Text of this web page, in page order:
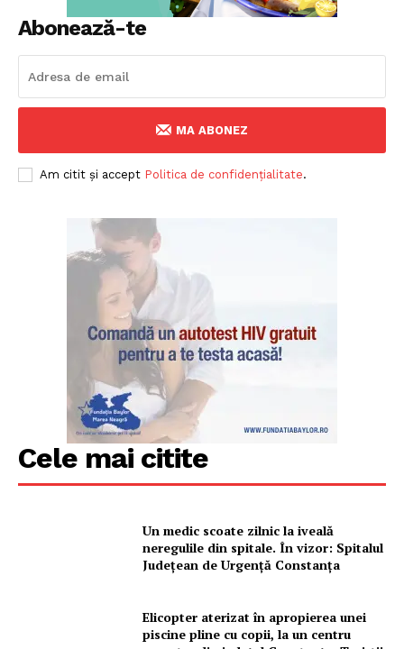
Abonează-te
MA ABONEZ
Am citit și accept Politica de confidențialitate.
Cele mai citite
Un medic scoate zilnic la iveală
neregulile din spitale. În vizor: Spitalul
Județean de Urgență Constanța
Elicopter aterizat în apropierea unei
piscine pline cu copii, la un centru